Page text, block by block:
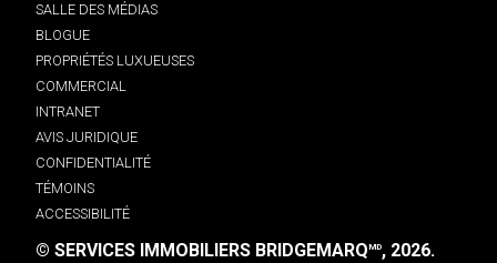
SALLE DES MÉDIAS
BLOGUE
PROPRIÉTÉS LUXUEUSES
COMMERCIAL
INTRANET
AVIS JURIDIQUE
CONFIDENTIALITÉ
TÉMOINS
ACCESSIBILITÉ
© SERVICES IMMOBILIERS BRIDGEMARQMD, 2026.